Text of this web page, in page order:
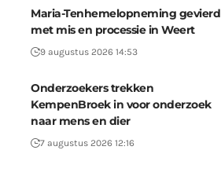
Maria-Tenhemelopneming gevierd
met mis en processie in Weert
9 augustus 2026 14:53
Onderzoekers trekken
KempenBroek in voor onderzoek
naar mens en dier
7 augustus 2026 12:16